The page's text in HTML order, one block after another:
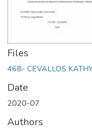
Files
468- CEVALLOS
Date
2020-07
Authors